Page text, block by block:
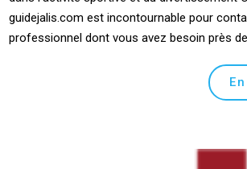
guidejalis.com est incontournable pour
professionnel dont vous avez besoin près